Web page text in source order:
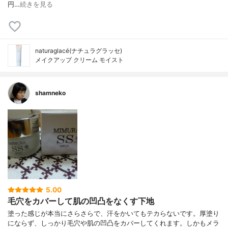
円…続きを見る
naturaglacé(ナチュラグラッセ)
メイクアップ クリーム モイスト
shamneko
5.00
毛穴をカバーして肌の凹凸をなくす下地
塗った感じが本当にさらさらで、汗をかいてもテカらないです。厚塗り
にならず、しっかり毛穴や肌の凹凸をカバーしてくれます。しかもメラ